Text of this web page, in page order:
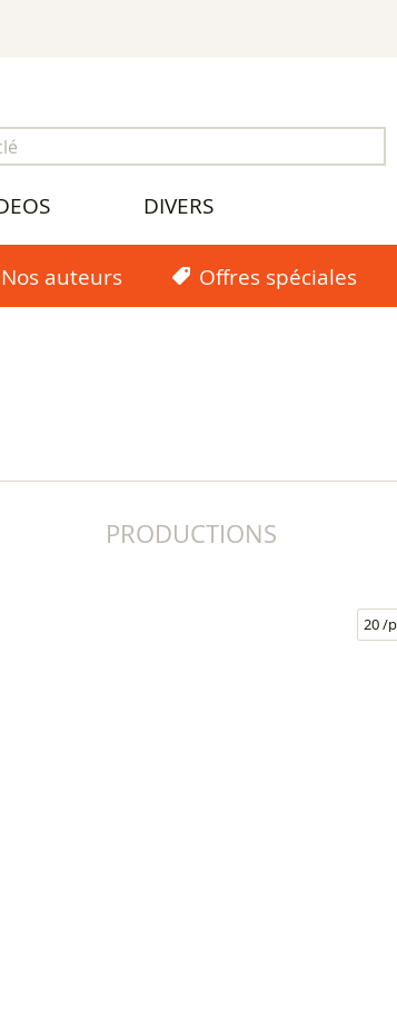
DIVERS
Nos auteurs Offres spéciales
PRODUCTIONS